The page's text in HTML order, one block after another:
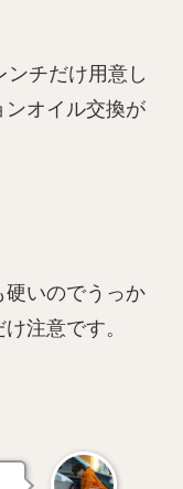
ンチだけ用意し
ンオイル交換が
硬いのでうっか
注意です。